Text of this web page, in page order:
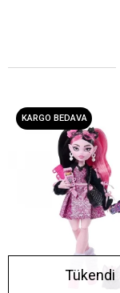
KARGO BEDAVA
Tükendi